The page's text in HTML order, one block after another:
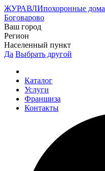
ЖУРАВЛИпохоронные дома
Боговарово
Ваш город
Регион
Населенный пункт
Да Выбрать другой
Каталог
Услуги
Франшиза
Контакты